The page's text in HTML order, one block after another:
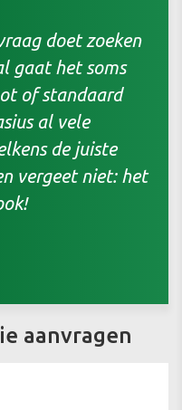
doet zoeken
gaat het soms
of standaard
al vele
de juiste
vergeet niet: het
aanvragen